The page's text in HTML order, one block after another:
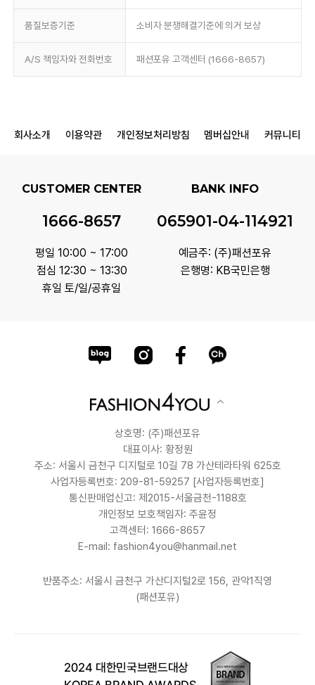
품질보증기준 소비자 분쟁해결기준에 의거 보상
A/S 책임자와 전화번호 패션포유 고객센터 (1666-8657)
회사소개 이용약관 개인정보처리방침 멤버십안내 커뮤니티
CUSTOMER CENTER
1666-8657
평일 10:00 ~ 17:00
점심 12:30 ~ 13:30
휴일 토/일/공휴일
BANK INFO
065901-04-114921
예금주: (주)패션포유
은행명: KB국민은행
상호명: (주)패션포유
대표이사: 황정원
주소: 서울시 금천구 디지털로 10길 78 가산테라타워 625호
사업자등록번호: 209-81-59257 [사업자등록번호]
통신판매업신고: 제2015-서울금천-1188호
개인정보 보호책임자: 주윤정
고객센터: 1666-8657
E-mail: fashion4you@hanmail.net
반품주소: 서울시 금천구 가산디지털2로 156, 관악1직영
(패션포유)